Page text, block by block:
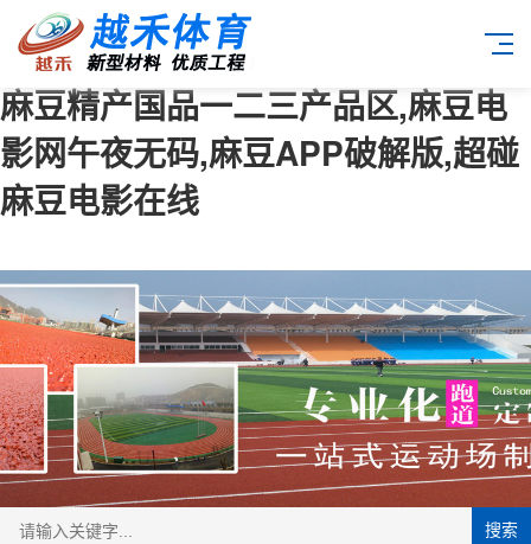
麻豆精产国品一二三产品区,麻豆电
影网午夜无码,麻豆APP破解版,超碰
麻豆电影在线
搜索